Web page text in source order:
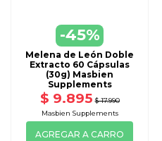
-45%
Melena de León Doble
Extracto 60 Cápsulas
(30g) Masbien
Supplements
$ 9.895 $ 17.990
Masbien Supplements
AGREGAR A CARRO